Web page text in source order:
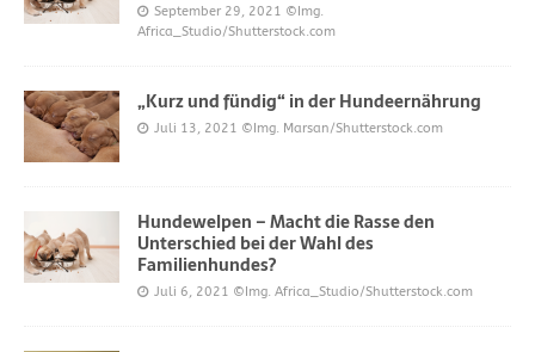
September 29, 2021 ©Img.
Africa_Studio/Shutterstock.com
„Kurz und fündig“ in der Hundeernährung
Juli 13, 2021 ©Img. Marsan/Shutterstock.com
Hundewelpen – Macht die Rasse den
Unterschied bei der Wahl des
Familienhundes?
Juli 6, 2021 ©Img. Africa_Studio/Shutterstock.com